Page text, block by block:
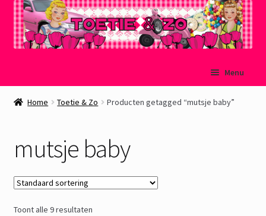
naar
de
Menu
Welkom
Winkelmand
Home Toetie & Zo Producten getagged “mutsje baby”
mutsje baby
Toont alle 9 resultaten